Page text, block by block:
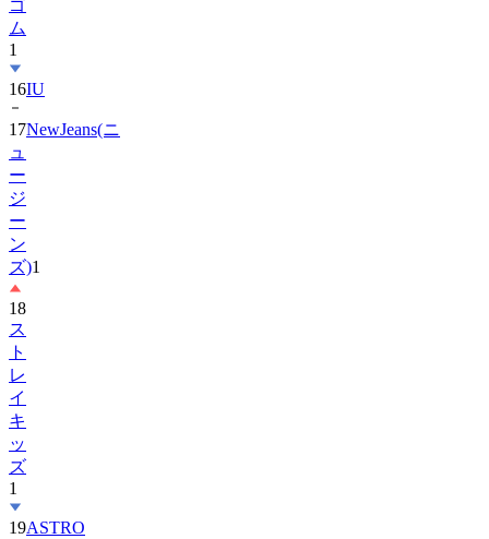
1
16
17NewJeans(ニ
ュ
ー
ジ
ー
ン
ズ)
18
ス
ト
レ
イ
キ
ッ
ズ
1
19
20Hearts2Hearts